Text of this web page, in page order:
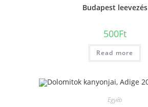
Budapest leevezés
500Ft
Read more
Egyéb